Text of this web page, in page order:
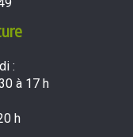
:
à 17 h
h